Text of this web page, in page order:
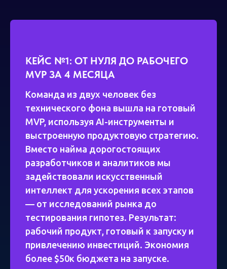
КЕЙС №1: ОТ НУЛЯ ДО РАБОЧЕГО
MVP ЗА 4 МЕСЯЦА
Команда из двух человек без
технического фона вышла на готовый
MVP, используя AI-инструменты и
выстроенную продуктовую стратегию.
Вместо найма дорогостоящих
разработчиков и аналитиков мы
задействовали искусственный
интеллект для ускорения всех этапов
— от исследований рынка до
тестирования гипотез. Результат:
рабочий продукт, готовый к запуску и
привлечению инвестиций. Экономия
более $50к бюджета на запуске.